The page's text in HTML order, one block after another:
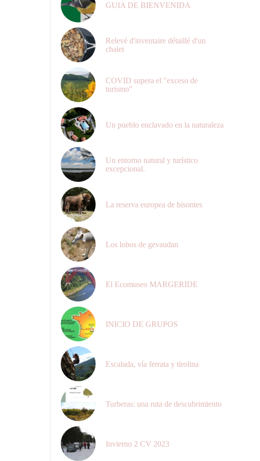
Apcher MB
GUIA DE BIENVENIDA
Relevé d'inventaire détaillé d'un
chalet
COVID supera el "exceso de
turismo"
Un pueblo enclavado en la naturaleza
Un entorno natural y turístico
excepcional.
La reserva europea de bisontes
Los lobos de gevaudan
El Ecomuseo MARGERIDE
INICIO DE GRUPOS
Escalada, vía ferrata y tirolina
Turberas: una ruta de descubrimiento
Invierno 2 CV 2023